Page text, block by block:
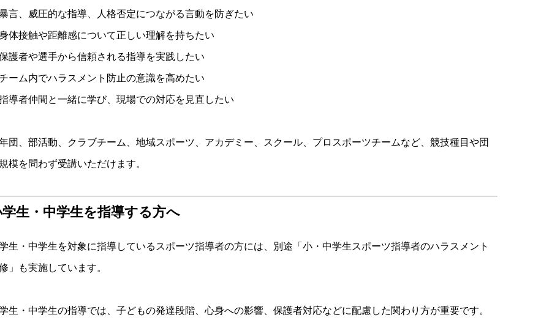
暴言、威圧的な指導、人格否定につながる言動を防ぎたい
身体接触や距離感について正しい理解を持ちたい
保護者や選手から信頼される指導を実践したい
チーム内でハラスメント防止の意識を高めたい
指導者仲間と一緒に学び、現場での対応を見直したい
団、部活動、クラブチーム、地域スポーツ、アカデミー、スクール、プロスポーツチームなど、競技種目や団
模を問わず受講いただけます。
生・中学生を指導する方へ
生・中学生を対象に指導しているスポーツ指導者の方には、別途「小・中学生スポーツ指導者のハラスメント
」も実施しています。
生・中学生の指導では、子どもの発達段階、心身への影響、保護者対応などに配慮した関わり方が重要です。